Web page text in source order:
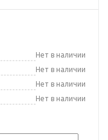
Нет в наличии
Нет в наличии
Нет в наличии
Нет в наличии